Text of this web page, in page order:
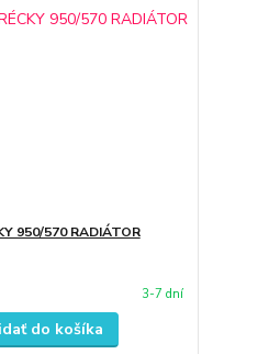
950/570 RADIÁTOR
3-7 dní
do košíka